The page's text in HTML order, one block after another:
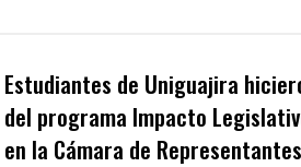
Estudiantes de Uniguajira
del programa Impacto
en la Cámara de Representantes